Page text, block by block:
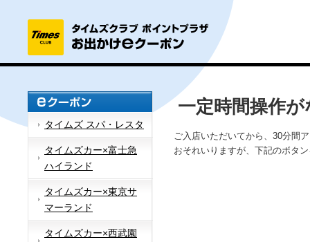
タイムズ スパ・レスタ
タイムズカー×富士急
ハイランド
タイムズカー×東京サ
マーランド
タイムズカー×西武園
一定時間操作
ご入店いただいてから、30分間
おそれいりますが、下記のボタ